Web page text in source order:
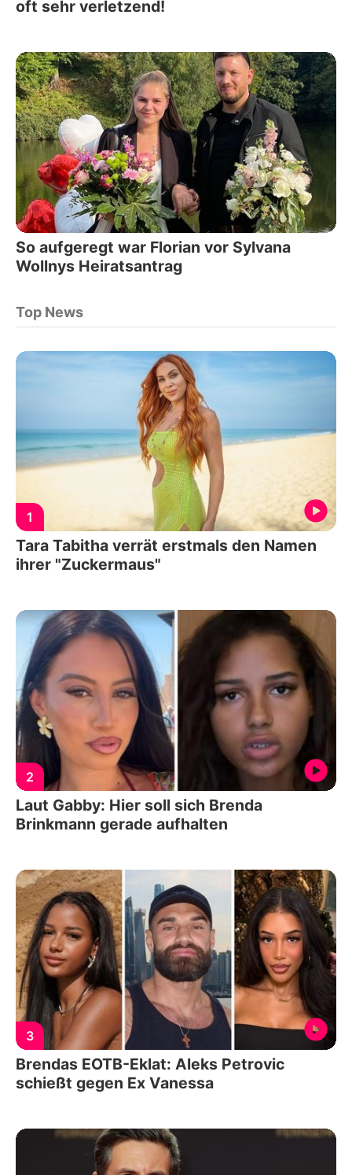
oft sehr verletzend!
So aufgeregt war Florian vor Sylvana
Wollnys Heiratsantrag
Top News
1
Tara Tabitha verrät erstmals den Namen
ihrer "Zuckermaus"
2
Laut Gabby: Hier soll sich Brenda
Brinkmann gerade aufhalten
3
Brendas EOTB-Eklat: Aleks Petrovic
schießt gegen Ex Vanessa